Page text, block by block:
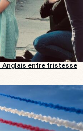
Anglais entre tristesse